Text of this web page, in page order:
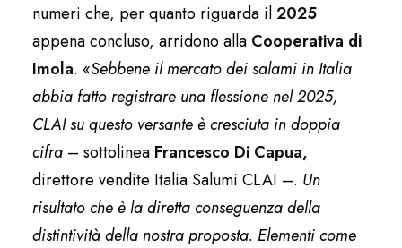
numeri che, per quanto riguarda il2025
appena concluso, arridono alla Cooperativa di
Imola. «Sebbene il mercato dei salami in Italia
abbia fatto registrare una flessione nel 2025,
CLAI su questo versante è cresciuta in doppia
cifra – sottolinea Francesco Di Capua,
direttore vendite Italia Salumi CLAI –. Un
risultato che è la diretta conseguenza della
distintività della nostra proposta. Elementi come